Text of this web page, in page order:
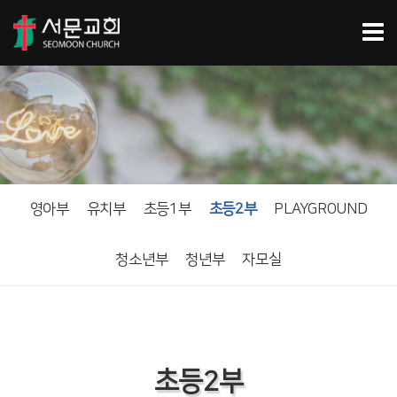
영아부 유치부 초등1부 초등2부 PLAYGROUND
청소년부 청년부 자모실
초등2부